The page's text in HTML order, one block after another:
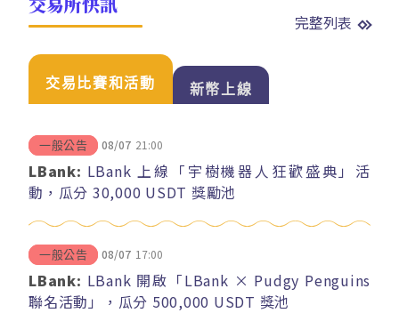
完整列表
交易比賽和活動 新幣上線
一般公告 08/07 21:00
LBank: LBank 上線「宇樹機器人狂歡盛典」活
動，瓜分 30,000 USDT 獎勵池
一般公告 08/07 17:00
LBank: LBank 開啟「LBank × Pudgy Penguins
聯名活動」，瓜分 500,000 USDT 獎池